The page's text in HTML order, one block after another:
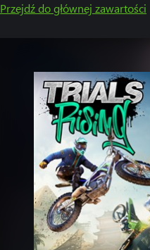
Przejdź do głównej zawartości